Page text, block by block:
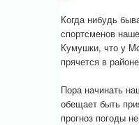
Когда нибудь
спортсменов
Кумушки, что у
прячется в
Пора начинать
обещает быть
прогноз погоды